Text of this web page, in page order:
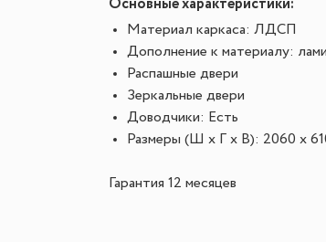
Материал каркаса: ЛДСП
Дополнение к материалу:
Распашные двери
Зеркальные двери
Доводчики: Есть
Размеры (Ш х Г х В): 2060 x
Гарантия 12 месяцев